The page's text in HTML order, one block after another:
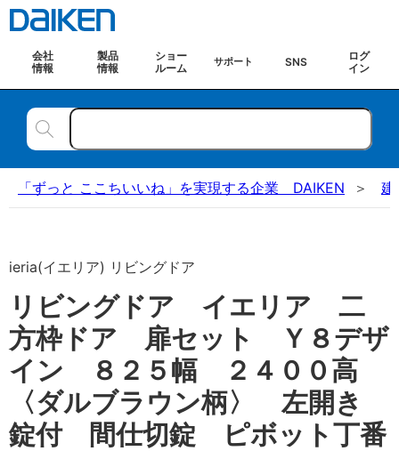
会社
情報
製品
情報
ショー
ルーム
サポート SNS
ログ
イン
「ずっと ここちいいね」を実現する企業 DAIKEN 建
ieria(イエリア) リビングドア
リビングドア イエリア 二
方枠ドア 扉セット Ｙ８デザ
イン ８２５幅 ２４００高
〈ダルブラウン柄〉 左開き
錠付 間仕切錠 ピボット丁番